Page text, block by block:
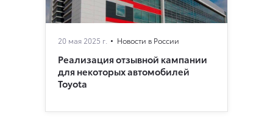
20 мая 2025 г. Новости в России
Реализация отзывной кампании
для некоторых автомобилей
Toyota